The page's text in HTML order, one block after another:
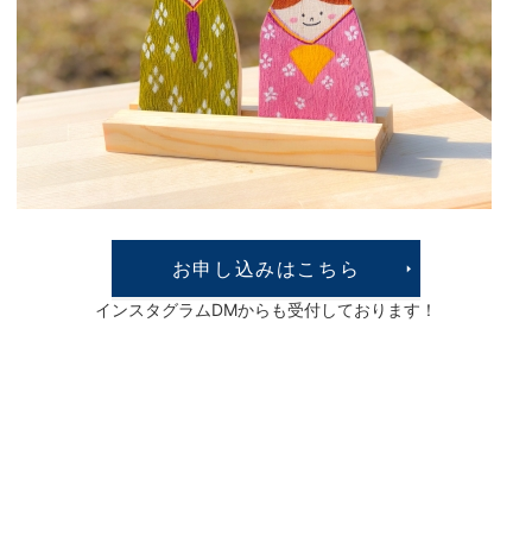
お申し込みはこちら
インスタグラムDMからも受付しております！